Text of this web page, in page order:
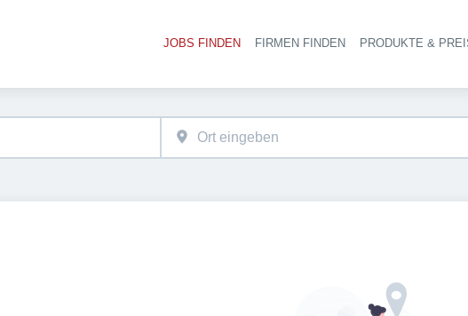
Haupt-
JOBS FINDEN FIRMEN FINDEN PRODUKTE &